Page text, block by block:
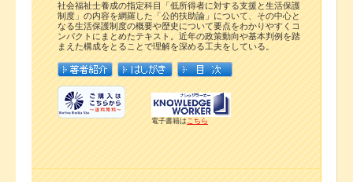
社会福祉士養成の指定科目「低所得者に対する支援と生活保護
制度」の内容を網羅した「公的扶助論」について、その中心と
なる生活保護制度の概要や歴史について要点をわかりやすくコ
ンパクトにまとめたテキスト。近年の政策動向や基本判例を踏
まえた構成をとることで理解を深める工夫をしている。
電子書籍はこちら